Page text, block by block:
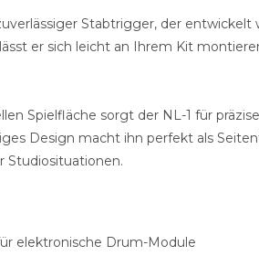
Stabtrigger, der
er sich leicht an Ihrem Kit
Spielfläche sorgt der NL-1 für
Design macht ihn perfekt als
Studiosituationen.
elektronische Drum-Module